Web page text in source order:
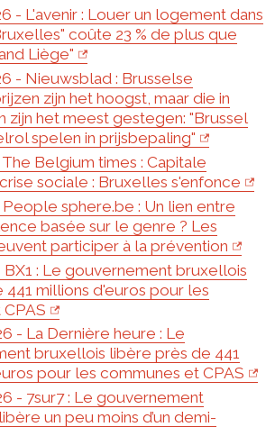
- L'avenir : Louer un logement dans
coûte 23 % de plus que
Liège"
- Nieuwsblad : Brusselse
zijn het hoogst, maar die in
zijn het meest gestegen: "Brussel
spelen in prijsbepaling"
Belgium times : Capitale
sociale : Bruxelles s'enfonce
sphere.be : Un lien entre
basée sur le genre ? Les
participer à la prévention
: Le gouvernement bruxellois
millions d'euros pour les
- La Dernière heure : Le
bruxellois libère près de 441
pour les communes et CPAS
- 7sur7 : Le gouvernement
un peu moins d’un demi-